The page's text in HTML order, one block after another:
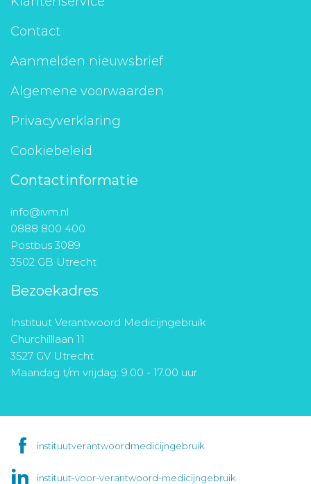
Contact
Aanmelden nieuwsbrief
Algemene voorwaarden
Privacyverklaring
Cookiebeleid
Contactinformatie
info@ivm.nl
0888 800 400
Postbus 3089
3502 GB Utrecht
Bezoekadres
Instituut Verantwoord Medicijngebruik
Churchilllaan 11
3527 GV Utrecht
Maandag t/m vrijdag: 9.00 - 17.00 uur
instituutverantwoordmedicijngebruik
instituut-voor-verantwoord-medicijngebruik